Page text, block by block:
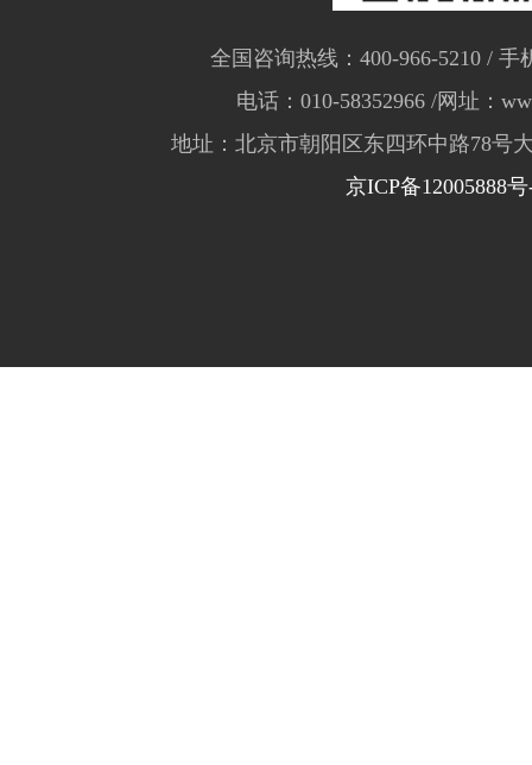
全国咨询热线：400-966-5210 / 手
电话：010-58352966 /网址：
地址：北京市朝阳区东四环中路78号
京ICP备12005888号